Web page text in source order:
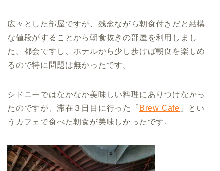
広々とした部屋ですが、残念ながら朝食付きだと結構
な値段がすることから朝食抜きの部屋を利用しまし
た。都会ですし、ホテルから少し歩けば朝食を楽しめ
るので特に問題は無かったです。
シドニーではなかなか美味しい料理にありつけなかっ
たのですが、滞在３日目に行った「 Brew Cafe 」とい
うカフェで食べた朝食が美味しかったです。